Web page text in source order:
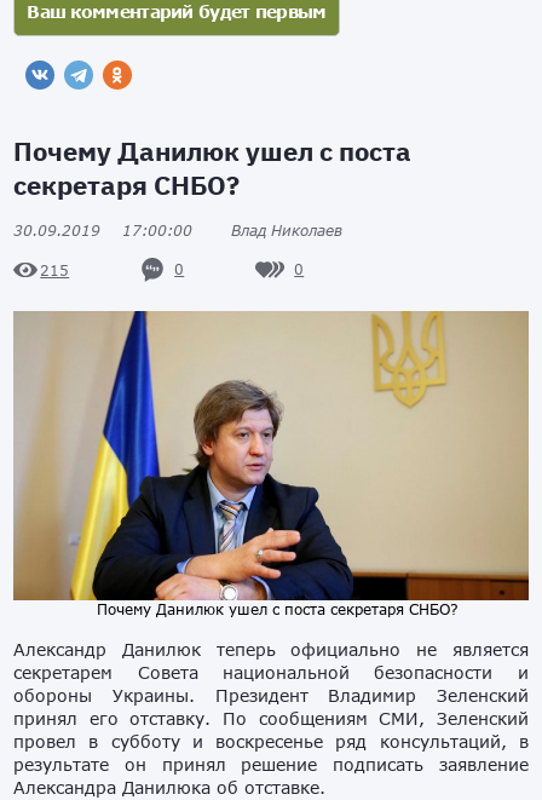
Почему Данилюк ушел с поста
секретаря СНБО?
30.09.2019 17:00:00 Влад Николаев
215 0 0
Почему Данилюк ушел с поста секретаря СНБО?
Александр Данилюк теперь официально не является
секретарем Совета национальной безопасности и
обороны Украины. Президент Владимир Зеленский
принял его отставку. По сообщениям СМИ, Зеленский
провел в субботу и воскресенье ряд консультаций, в
результате он принял решение подписать заявление
Александра Данилюка об отставке.